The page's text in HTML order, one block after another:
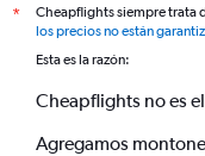
*
Cheapflights siempre trata
los precios no están
Esta es la razón:
Cheapflights no es
Agregamos